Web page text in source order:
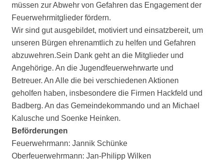
müssen zur Abwehr von Gefahren das Engagement der
Feuerwehrmitglieder fördern.
Wir sind gut ausgebildet, motiviert und einsatzbereit, um
unseren Bürgen ehrenamtlich zu helfen und Gefahren
abzuwehren.Sein Dank geht an die Mitglieder und
Angehörige. An die Jugendfeuerwehrwarte und
Betreuer. An Alle die bei verschiedenen Aktionen
geholfen haben, insbesondere die Firmen Hackfeld und
Badberg. An das Gemeindekommando und an Michael
Kalusche und Soenke Heinken.
Beförderungen
Feuerwehrmann: Jannik Schünke
Oberfeuerwehrmann: Jan-Philipp Wilken